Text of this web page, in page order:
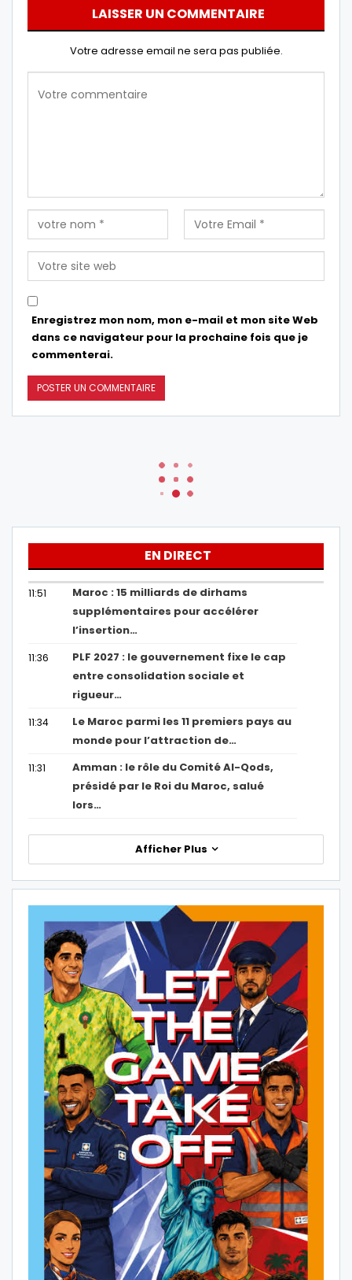
LAISSER UN COMMENTAIRE
Votre adresse email ne sera pas publiée.
Enregistrez mon nom, mon e-mail et mon site Web
dans ce navigateur pour la prochaine fois que je
commenterai.
EN DIRECT
11:51
Maroc : 15 milliards de dirhams
supplémentaires pour accélérer
l’insertion…
11:36
PLF 2027 : le gouvernement fixe le cap
entre consolidation sociale et
rigueur…
11:34
Le Maroc parmi les 11 premiers pays au
monde pour l’attraction de…
11:31
Amman : le rôle du Comité Al-Qods,
présidé par le Roi du Maroc, salué
lors…
Afficher Plus